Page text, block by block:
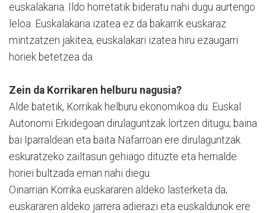
euskalakaria. Ildo horretatik bideratu nahi dugu aurtengo
leloa. Euskalakaria izatea ez da bakarrik euskaraz
mintzatzen jakitea, euskalakari izatea hiru ezaugarri
horiek betetzea da.
Zein da Korrikaren helburu nagusia?
Alde batetik, Korrikak helburu ekonomikoa du. Euskal
Autonomi Erkidegoan dirulaguntzak lortzen ditugu; baina
bai Iparraldean eta baita Nafarroan ere dirulaguntzak
eskuratzeko zailtasun gehiago dituzte eta herrialde
horiei bultzada eman nahi diegu.
Oinarrian Korrika euskararen aldeko lasterketa da;
euskararen aldeko jarrera adierazi eta euskaldunok ere